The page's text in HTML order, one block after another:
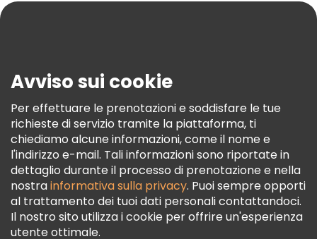
Termini E Condizioni
Informativa Sui Cookie
Freetour Premi
Programma Di Fidelizzazione
Avviso sui cookie
Per effettuare le prenotazioni e soddisfare le tue
richieste di servizio tramite la piattaforma, ti
chiediamo alcune informazioni, come il nome e
l'indirizzo e-mail. Tali informazioni sono riportate in
dettaglio durante il processo di prenotazione e nella
nostrainformativa sulla privacy. Puoi sempre opporti
al trattamento dei tuoi dati personali contattandoci.
Il nostro sito utilizza i cookie per offrire un'esperienza
utente ottimale.